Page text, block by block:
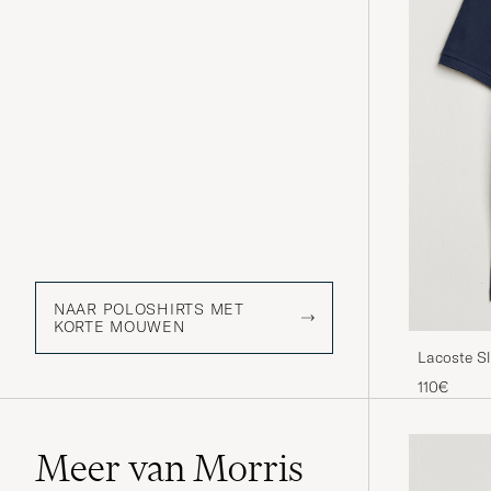
NAAR POLOSHIRTS MET
KORTE MOUWEN
Lacoste
110€
Meer van Morris